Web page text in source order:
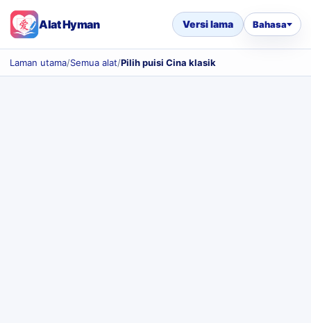
Alat Hyman Versi lama Bahasa
Laman utama/Semua alat/Pilih puisi Cina klasik